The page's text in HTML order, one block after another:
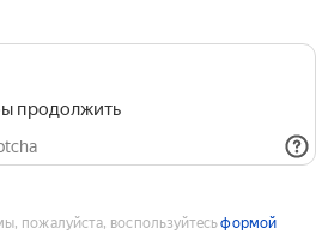
продолжить
пожалуйста, воспользуйтесьформой